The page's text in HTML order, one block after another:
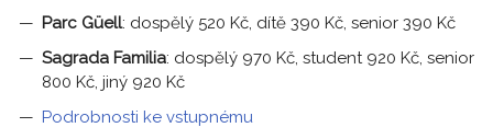
Parc Güell: dospělý 520 Kč, dítě 390 Kč, senior 390 Kč
Sagrada Familia: dospělý 970 Kč, student 920 Kč, senior
800 Kč, jiný 920 Kč
Podrobnosti ke vstupnému